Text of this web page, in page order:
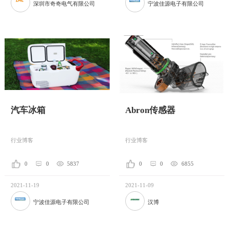
深圳市奇奇电气有限公司 宁波佳源电子有限公司
汽车冰箱
行业博客
0 0 5837
2021-11-19
宁波佳源电子有限公司
Abron传感器
行业博客
0 0 6855
2021-11-09
汉博